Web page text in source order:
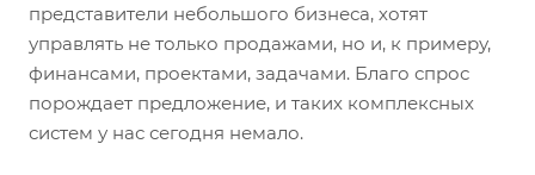
представители небольшого бизнеса, хотят
управлять не только продажами, но и, к примеру,
финансами, проектами, задачами. Благо спрос
порождает предложение, и таких комплексных
систем у нас сегодня немало.